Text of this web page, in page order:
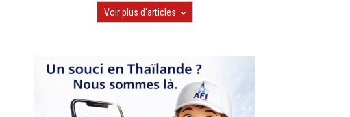
Voir plus d'articles